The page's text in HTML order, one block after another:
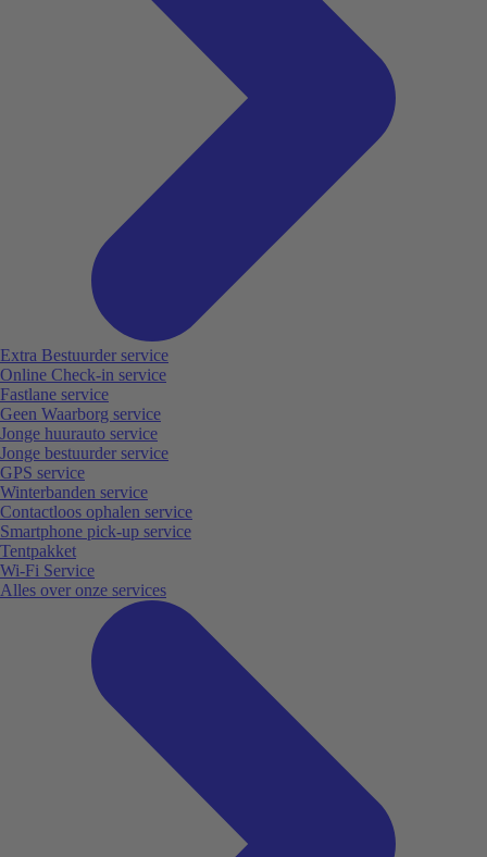
Extra Bestuurder service
Online Check-in service
Fastlane service
Geen Waarborg service
Jonge huurauto service
Jonge bestuurder service
GPS service
Winterbanden service
Contactloos ophalen service
Smartphone pick-up service
Tentpakket
Wi-Fi Service
Alles over onze services